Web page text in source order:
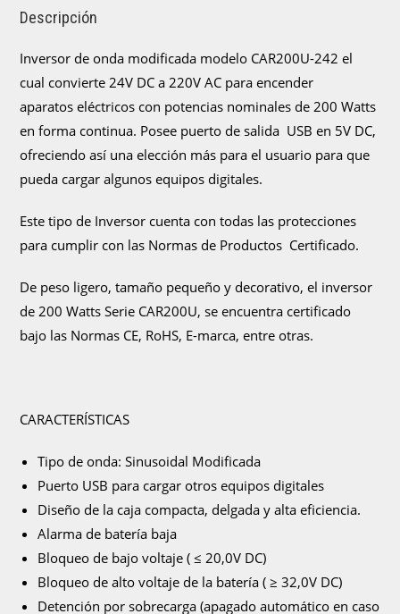
Descripción
Inversor de onda modificada modelo CAR200U-242 el
cual convierte 24V DC a 220V AC para encender
aparatos eléctricos con potencias nominales de 200 Watts
en forma continua. Posee puerto de salida USB en 5V DC,
ofreciendo así una elección más para el usuario para que
pueda cargar algunos equipos digitales.
Este tipo de Inversor cuenta con todas las protecciones
para cumplir con las Normas de Productos Certificado.
De peso ligero, tamaño pequeño y decorativo, el inversor
de 200 Watts Serie CAR200U, se encuentra certificado
bajo las Normas CE, RoHS, E-marca, entre otras.
CARACTERÍSTICAS
Tipo de onda: Sinusoidal Modificada
Puerto USB para cargar otros equipos digitales
Diseño de la caja compacta, delgada y alta eficiencia.
Alarma de batería baja
Bloqueo de bajo voltaje ( ≤ 20,0V DC)
Bloqueo de alto voltaje de la batería ( ≥ 32,0V DC)
Detención por sobrecarga (apagado automático en caso